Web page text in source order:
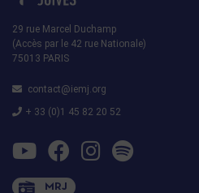
29 rue Marcel Duchamp
(Accès par le 42 rue Nationale)
75013 PARIS
contact@iemj.org
+ 33 (0)1 45 82 20 52
MRJ